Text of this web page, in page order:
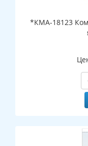
*КМА-18123